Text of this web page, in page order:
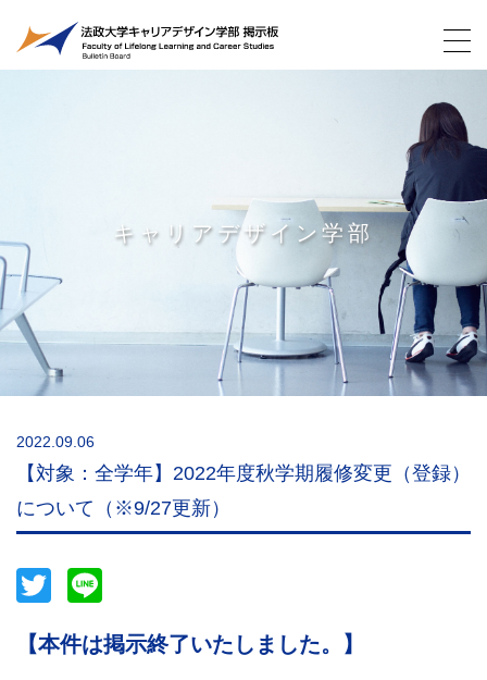
キャリアデザイン学部
2022.09.06
【対象：全学年】2022年度秋学期履修変更（登録）
について（※9/27更新）
Twitter
【本件は掲示終了いたしました。】